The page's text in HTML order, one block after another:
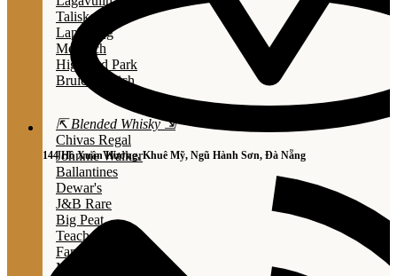
144 Hồ Xuân Hương, Khuê Mỹ, Ngũ Hành Sơn, Đà Nẵng
Talisker
Laphroaig
Mortlach
Highland Park
Bruichladdich
⇱ Blended Whisky ⇲
Chivas Regal
Johnnie Walker
Ballantines
Dewar's
J&B Rare
Big Peat
Teacher's
Famous Grouse
Monkey Shouder